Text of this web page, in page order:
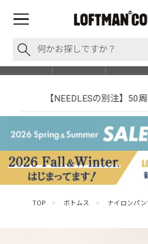
【NEEDLESの別注】50
TOP > ボトムス > ナイロンパン